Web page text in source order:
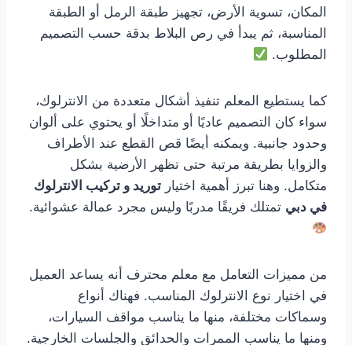
المكان، تسوية الأرض، تجهيز طبقة الرمل أو الطبقة
المناسبة، ثم يبدأ في رص البلاط بدقة حسب التصميم
المطلوب.
كما يستطيع المعلم تنفيذ أشكال متعددة من الانترلوك،
سواء كان التصميم عاديًا أو متداخلًا أو يحتوي على ألوان
وحدود جانبية. ويمكنه أيضًا قص القطع عند الأطراف
والزوايا بطريقة مرتبة حتى تظهر الأرضية بشكل
متكامل. وهنا تبرز أهمية اختيار توريد و تركيب الانترلوك
في دبي تمتلك فريقًا مدربًا وليس مجرد عمالة عشوائية.
من مميزات التعامل مع معلم محترف أنه يساعد العميل
في اختيار نوع الانترلوك المناسب. فهناك أنواع
وسماكات مختلفة، منها ما يناسب مواقف السيارات،
ومنها ما يناسب الممرات والحدائق والجلسات الخارجية.